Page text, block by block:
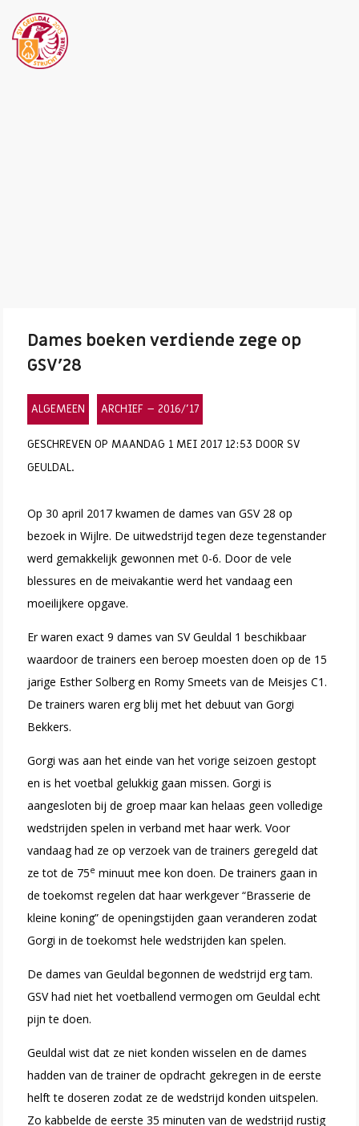
Dames boeken verdiende zege op
GSV’28
ALGEMEEN ARCHIEF – 2016/’17
GESCHREVEN OP MAANDAG 1 MEI 2017 12:53 DOOR SV
GEULDAL.
Op 30 april 2017 kwamen de dames van GSV 28 op
bezoek in Wijlre. De uitwedstrijd tegen deze tegenstander
werd gemakkelijk gewonnen met 0-6. Door de vele
blessures en de meivakantie werd het vandaag een
moeilijkere opgave.
Er waren exact 9 dames van SV Geuldal 1 beschikbaar
waardoor de trainers een beroep moesten doen op de 15
jarige Esther Solberg en Romy Smeets van de Meisjes C1.
De trainers waren erg blij met het debuut van Gorgi
Bekkers.
Gorgi was aan het einde van het vorige seizoen gestopt
en is het voetbal gelukkig gaan missen. Gorgi is
aangesloten bij de groep maar kan helaas geen volledige
wedstrijden spelen in verband met haar werk. Voor
vandaag had ze op verzoek van de trainers geregeld dat
ze tot de 75e minuut mee kon doen. De trainers gaan in
de toekomst regelen dat haar werkgever “Brasserie de
kleine koning” de openingstijden gaan veranderen zodat
Gorgi in de toekomst hele wedstrijden kan spelen.
De dames van Geuldal begonnen de wedstrijd erg tam.
GSV had niet het voetballend vermogen om Geuldal echt
pijn te doen.
Geuldal wist dat ze niet konden wisselen en de dames
hadden van de trainer de opdracht gekregen in de eerste
helft te doseren zodat ze de wedstrijd konden uitspelen.
Zo kabbelde de eerste 35 minuten van de wedstrijd rustig